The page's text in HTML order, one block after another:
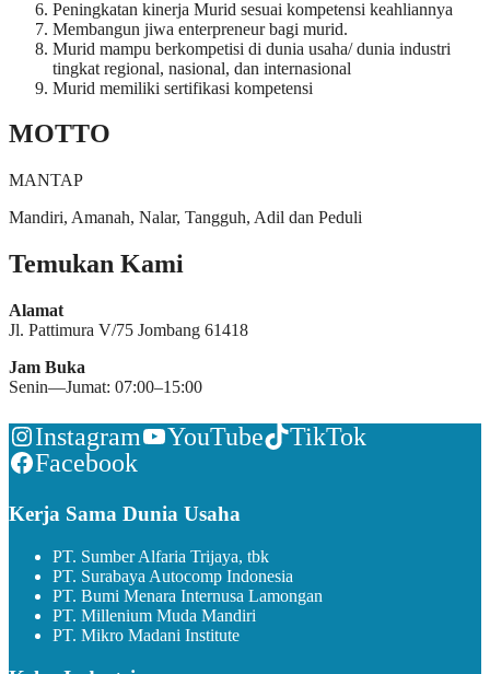
Peningkatan kinerja Murid sesuai kompetensi keahliannya
Membangun jiwa enterpreneur bagi murid.
Murid mampu berkompetisi di dunia usaha/ dunia industri
tingkat regional, nasional, dan internasional
Murid memiliki sertifikasi kompetensi
MOTTO
MANTAP
Mandiri, Amanah, Nalar, Tangguh, Adil dan Peduli
Temukan Kami
Alamat
Jl. Pattimura V/75 Jombang 61418
Jam Buka
Senin—Jumat: 07:00–15:00
Instagram YouTube
TikTok
Facebook
Kerja Sama Dunia Usaha
PT. Sumber Alfaria Trijaya, tbk
PT. Surabaya Autocomp Indonesia
PT. Bumi Menara Internusa Lamongan
PT. Millenium Muda Mandiri
PT. Mikro Madani Institute